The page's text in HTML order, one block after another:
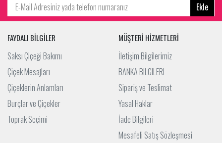
Ekle
FAYDALI BİLGİLER
Saksı Çiçeği Bakımı
Çiçek Mesajları
Çiçeklerin Anlamları
Burçlar ve Çiçekler
Toprak Seçimi
MÜŞTERİ HİZMETLERİ
İletişim Bilgilerimiz
BANKA BILGILERI
Sipariş ve Teslimat
Yasal Haklar
İade Bilgileri
Mesafeli Satış Sözleşmesi